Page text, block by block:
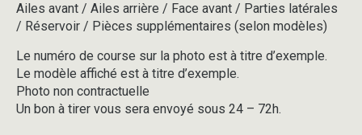
Ailes avant / Ailes arrière / Face avant / Parties latérales
/ Réservoir / Pièces supplémentaires (selon modèles)
Le numéro de course sur la photo est à titre d’exemple.
Le modèle affiché est à titre d’exemple.
Photo non contractuelle
Un bon à tirer vous sera envoyé sous 24 – 72h.